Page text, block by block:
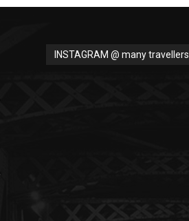
INSTAGRAM @ many travellers